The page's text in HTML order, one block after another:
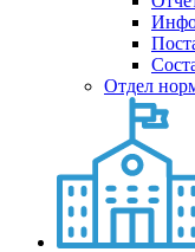
Отдел